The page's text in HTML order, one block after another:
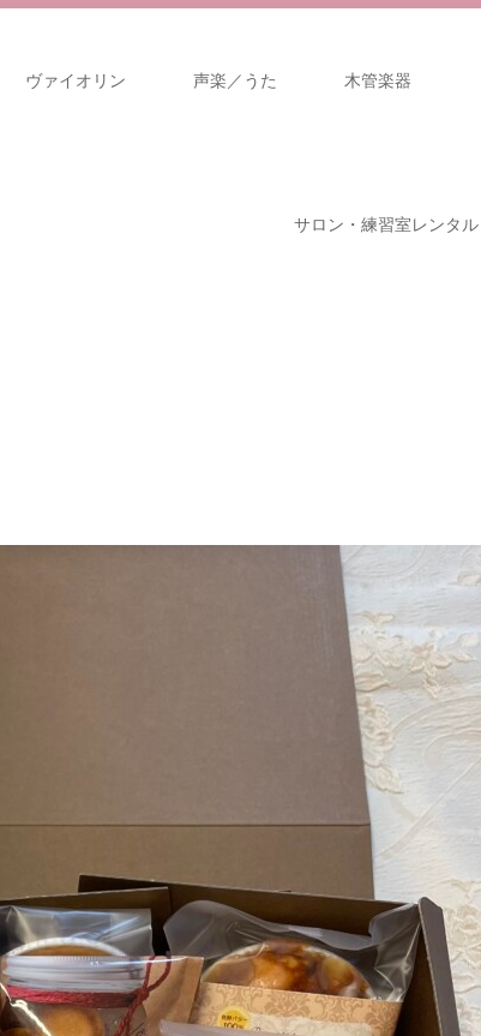
ヴァイオリン 声楽／うた 木管楽器
サロン・練習室レンタル